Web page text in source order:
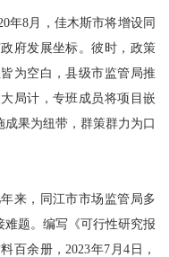
8月，佳木斯市将增设同
府发展坐标。彼时，政策
为空白，县级市监管局推
局计，专班成员将项目嵌
成果为纽带，群策群力为口
，同江市市场监管局多
难题。编写《可行性研究报
百余册，2023年7月4日，